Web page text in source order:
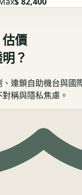
價
？
連鎖自助機台與國
稱與隱私焦慮。